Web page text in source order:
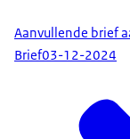
Aanvullende brief
Brief03-12-2024